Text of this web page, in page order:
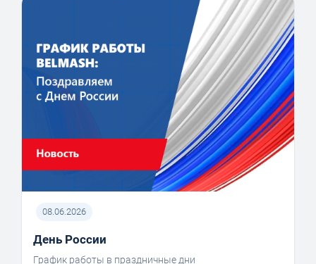
08.06.2026
День России
График работы в праздничные дни